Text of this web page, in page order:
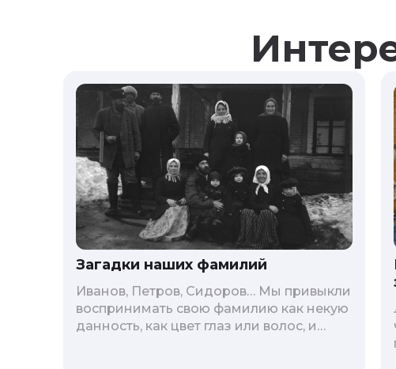
Загадки наших фамилий
Иванов, Петров, Сидоров… Мы привыкли
воспринимать свою фамилию как некую
данность, как цвет глаз или волос, и